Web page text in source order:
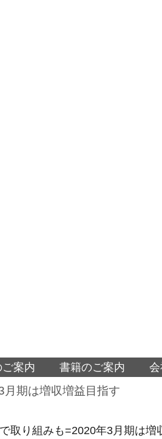
案内 書籍のご案内
期は増収増益目指す
取り組みも=2020年3月期は増